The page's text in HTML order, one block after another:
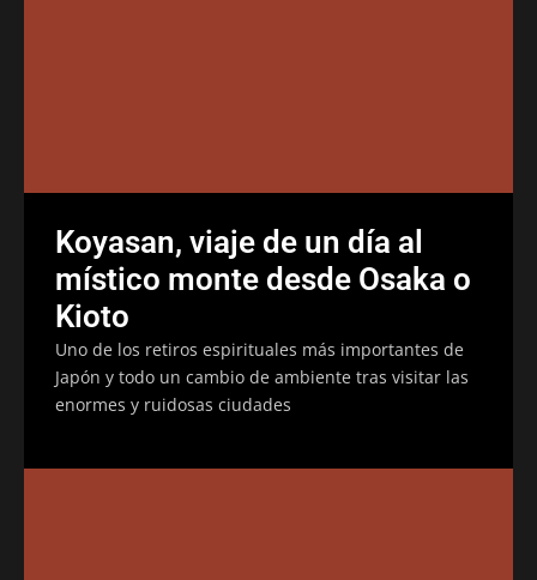
Koyasan, viaje de un día al
místico monte desde Osaka o
Kioto
Uno de los retiros espirituales más importantes de
Japón y todo un cambio de ambiente tras visitar las
enormes y ruidosas ciudades